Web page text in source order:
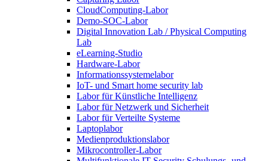
CloudComputing-Labor
Demo-SOC-Labor
Digital Innovation Lab / Physical Computing
Lab
eLearning-Studio
Hardware-Labor
Informationssystemelabor
IoT- und Smart home security lab
Labor für Künstliche Intelligenz
Labor für Netzwerk und Sicherheit
Labor für Verteilte Systeme
Laptoplabor
Medienproduktionslabor
Mikrocontroller-Labor